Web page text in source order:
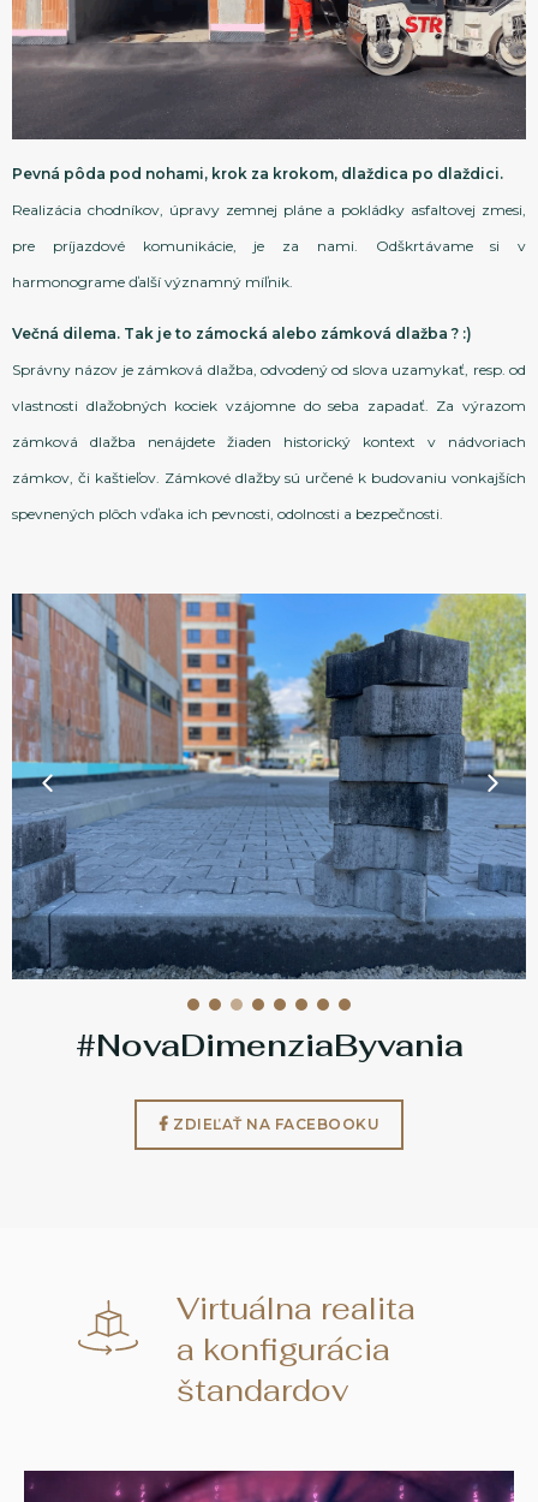
Pevná pôda pod nohami, krok za krokom, dlaždica po dlaždici.
Realizácia chodníkov, úpravy zemnej pláne a pokládky asfaltovej zmesi,
pre príjazdové komunikácie, je za nami. Odškrtávame si v
harmonograme ďalší významný míľnik.
Večná dilema. Tak je to zámocká alebo zámková dlažba ? :)
Správny názov je zámková dlažba, odvodený od slova uzamykať, resp. od
vlastnosti dlažobných kociek vzájomne do seba zapadať. Za výrazom
zámková dlažba nenájdete žiaden historický kontext v nádvoriach
zámkov, či kaštieľov. Zámkové dlažby sú určené k budovaniu vonkajších
spevnených plôch vďaka ich pevnosti, odolnosti a bezpečnosti.
#NovaDimenziaByvania
ZDIEĽAŤ NA FACEBOOKU
Virtuálna realita
a konfigurácia
štandardov